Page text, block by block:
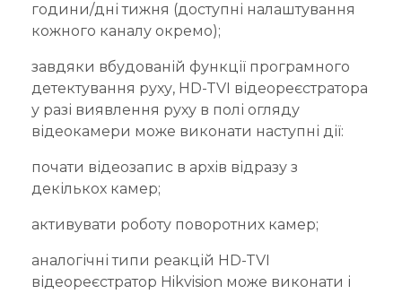
години/дні тижня (доступні налаштування
кожного каналу окремо);
завдяки вбудованій функції програмного
детектування руху, HD-TVI відеореєстратора
у разі виявлення руху в полі огляду
відеокамери може виконати наступні дії:
почати відеозапис в архів відразу з
декількох камер;
активувати роботу поворотних камер;
аналогічні типи реакцій HD-TVI
відеореєстратор Hikvision може виконати і